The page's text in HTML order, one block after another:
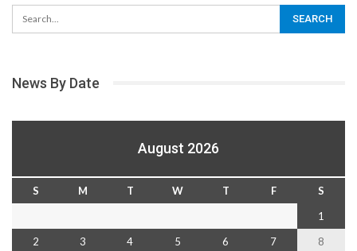
News By Date
August 2026
S M T W T F
S
1
2
3 4 5 6 7
8